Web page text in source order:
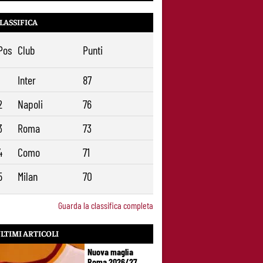
Club Punti
Inter
87
Napoli
76
Roma
73
Como
71
Milan 70
Guarda la classifica completa
ARTICOLI
Nuova maglia